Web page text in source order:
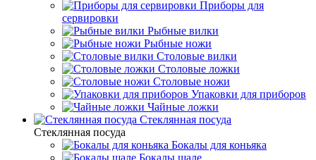
Приборы для
сервировки
Рыбные вилки
Рыбные ножи
Столовые вилки
Столовые ложки
Столовые ножи
Упаковки для приборов
Чайные ложки
Стеклянная посуда
Стеклянная посуда
Бокалы для коньяка
Бокалы шале